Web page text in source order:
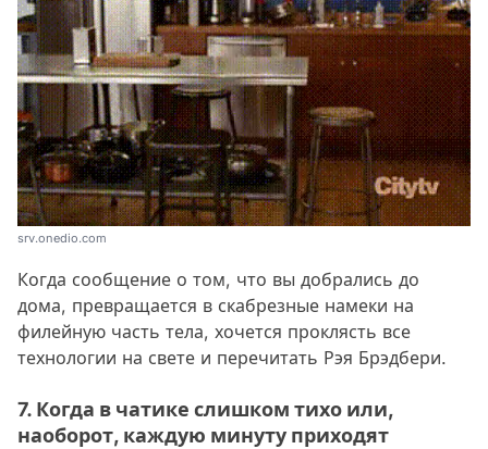
srv.onedio.com
Когда сообщение о том, что вы добрались до
дома, превращается в скабрезные намеки на
филейную часть тела, хочется проклясть все
технологии на свете и перечитать Рэя Брэдбери.
7. Когда в чатике слишком тихо или,
наоборот, каждую минуту приходят